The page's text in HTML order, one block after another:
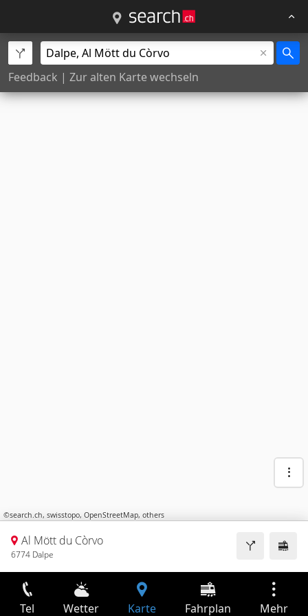
Feedback | Zur alten Karte wechseln
©search.ch, swisstopo, OpenStreetMap, others
Al Mött du Còrvo
6774 Dalpe
Tel Wetter Karte Fahrplan Mehr